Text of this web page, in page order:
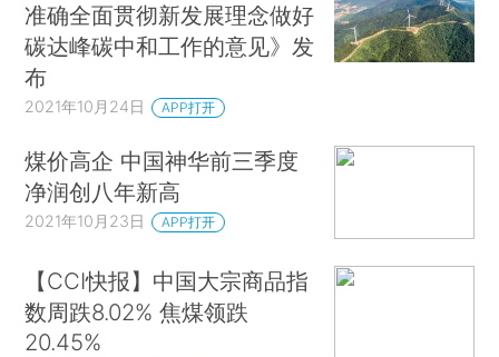
准确全面贯彻新发展理念做好
碳达峰碳中和工作的意见》发
布
2021年10月24日 APP打开
煤价高企 中国神华前三季度
净润创八年新高
2021年10月23日 APP打开
【CCI快报】中国大宗商品指
数周跌8.02% 焦煤领跌
20.45%